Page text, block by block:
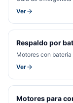
Ver
Respaldo por
Motores con batería
Ver
Motores para